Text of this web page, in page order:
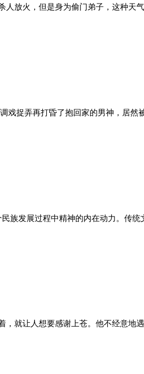
放火，但是身为偷门弟子，这种
捉弄再打昏了抱回家的男神，居然
发展过程中精神的内在动力。传
就让人想要感谢上苍。他不经意地